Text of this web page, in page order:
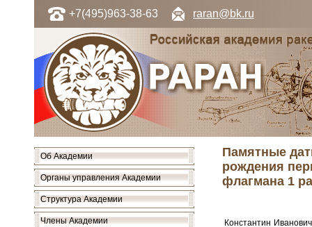
+7(495)963-38-63 raran@bk.ru
Об Академии
Органы управления Академии
Структура Академии
Члены Академии
Памятные
рождения
флагмана 1
Константин